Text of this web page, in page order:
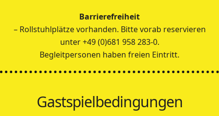
Barrierefreiheit
– Rollstuhlplätze vorhanden. Bitte vorab reservieren
unter +49 (0)681 958 283-0.
Begleitpersonen haben freien Eintritt.
Gastspielbedingungen